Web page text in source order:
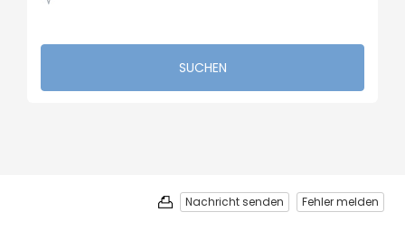
SUCHEN
Fehler melden
Nachricht senden